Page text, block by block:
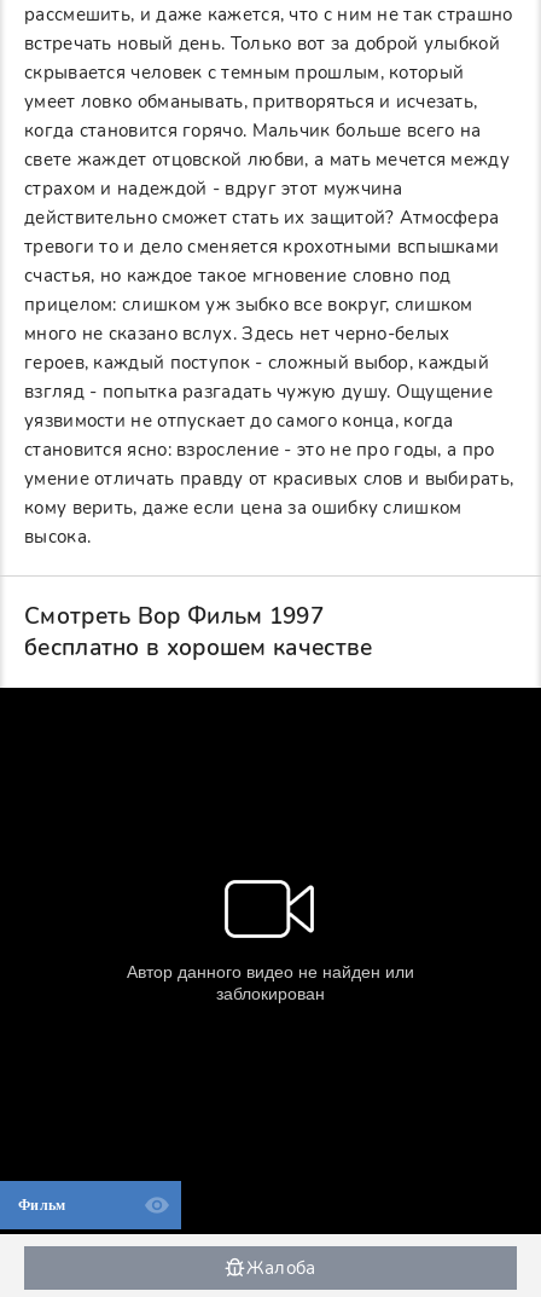
рассмешить, и даже кажется, что с ним не так страшно
встречать новый день. Только вот за доброй улыбкой
скрывается человек с темным прошлым, который
умеет ловко обманывать, притворяться и исчезать,
когда становится горячо. Мальчик больше всего на
свете жаждет отцовской любви, а мать мечется между
страхом и надеждой - вдруг этот мужчина
действительно сможет стать их защитой? Атмосфера
тревоги то и дело сменяется крохотными вспышками
счастья, но каждое такое мгновение словно под
прицелом: слишком уж зыбко все вокруг, слишком
много не сказано вслух. Здесь нет черно-белых
героев, каждый поступок - сложный выбор, каждый
взгляд - попытка разгадать чужую душу. Ощущение
уязвимости не отпускает до самого конца, когда
становится ясно: взросление - это не про годы, а про
умение отличать правду от красивых слов и выбирать,
кому верить, даже если цена за ошибку слишком
высока.
Смотреть Вор Фильм 1997
бесплатно в хорошем качестве
Фильм
Жалоба